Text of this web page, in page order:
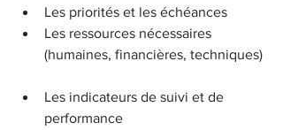
Les priorités et les échéances
Les ressources nécessaires
(humaines, financières, techniques)
Les indicateurs de suivi et de
performance